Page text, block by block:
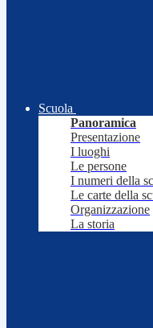
Scuola
Panoramica
Presentazione
I luoghi
Le persone
I numeri della
Le carte della
Organizzazione
La storia